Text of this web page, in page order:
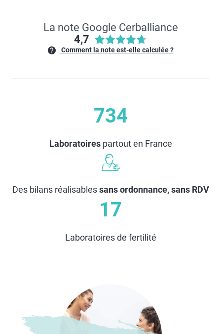
La note Google Cerballiance
4,7
Comment la note est-elle calculée ?
734
Laboratoirespartout en France
Des bilans réalisablessans ordonnance, sans RDV
17
Laboratoires de fertilité